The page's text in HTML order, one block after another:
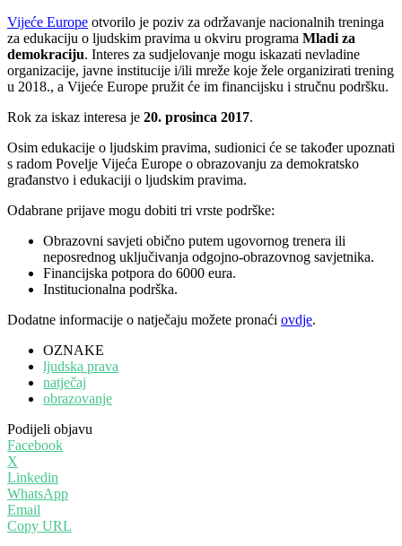
Vijeće Europe otvorilo je poziv za održavanje nacionalnih treninga
za edukaciju o ljudskim pravima u okviru programa Mladi za
demokraciju. Interes za sudjelovanje mogu iskazati nevladine
organizacije, javne institucije i/ili mreže koje žele organizirati trening
u 2018., a Vijeće Europe pružit će im financijsku i stručnu podršku.
Rok za iskaz interesa je 20. prosinca 2017.
Osim edukacije o ljudskim pravima, sudionici će se također upoznati
s radom Povelje Vijeća Europe o obrazovanju za demokratsko
građanstvo i edukaciji o ljudskim pravima.
Odabrane prijave mogu dobiti tri vrste podrške:
Obrazovni savjeti obično putem ugovornog trenera ili
neposrednog uključivanja odgojno-obrazovnog savjetnika.
Financijska potpora do 6000 eura.
Institucionalna podrška.
Dodatne informacije o natječaju možete pronaći ovdje.
OZNAKE
ljudska prava
natječaj
obrazovanje
Podijeli objavu
Facebook
X
Linkedin
WhatsApp
Email
Copy URL